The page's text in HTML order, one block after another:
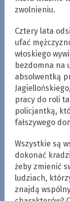
zwolnieniu.
Cztery lata
ufać
włoskiego
bezdomna na
absolwentką
pracy do roli
policjantką,
fałszywego
Wszystkie są
dokonać
żeby zmienić
ludziach,
znajdą